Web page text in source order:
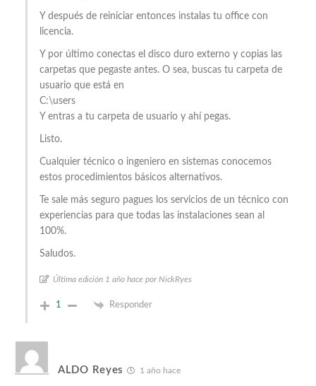
Y después de reiniciar entonces instalas tu office con
licencia.
Y por último conectas el disco duro externo y copias las
carpetas que pegaste antes. O sea, buscas tu carpeta de
usuario que está en
C:\users
Y entras a tu carpeta de usuario y ahí pegas.
Listo.
Cualquier técnico o ingeniero en sistemas conocemos
estos procedimientos básicos alternativos.
Te sale más seguro pagues los servicios de un técnico con
experiencias para que todas las instalaciones sean al
100%.
Saludos.
Última edición 1 año hace por NickRyes
1 Responder
ALDO Reyes 1 año hace